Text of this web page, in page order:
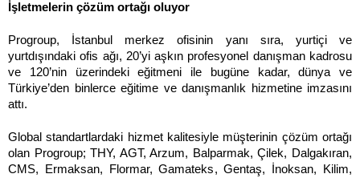
İşletmelerin çözüm ortağı oluyor
Progroup, İstanbul merkez ofisinin yanı sıra, yurtiçi ve
yurtdışındaki ofis ağı, 20’yi aşkın profesyonel danışman kadrosu
ve 120’nin üzerindeki eğitmeni ile bugüne kadar, dünya ve
Türkiye’den binlerce eğitime ve danışmanlık hizmetine imzasını
attı.
Global standartlardaki hizmet kalitesiyle müşterinin çözüm ortağı
olan Progroup; THY, AGT, Arzum, Balparmak, Çilek, Dalgakıran,
CMS, Ermaksan, Flormar, Gamateks, Gentaş, İnoksan, Kilim,